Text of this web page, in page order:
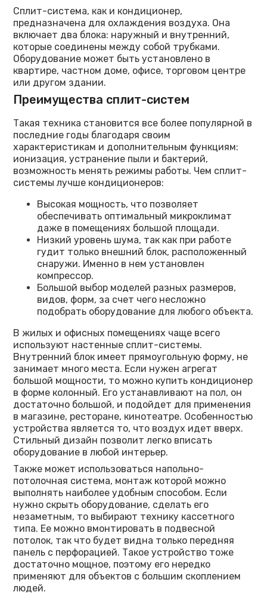
Сплит-система, как и кондиционер,
предназначена для охлаждения воздуха. Она
включает два блока: наружный и внутренний,
которые соединены между собой трубками.
Оборудование может быть установлено в
квартире, частном доме, офисе, торговом центре
или другом здании.
Преимущества сплит-систем
Такая техника становится все более популярной в
последние годы благодаря своим
характеристикам и дополнительным функциям:
ионизация, устранение пыли и бактерий,
возможность менять режимы работы. Чем сплит-
системы лучше кондиционеров:
Высокая мощность, что позволяет
обеспечивать оптимальный микроклимат
даже в помещениях большой площади.
Низкий уровень шума, так как при работе
гудит только внешний блок, расположенный
снаружи. Именно в нем установлен
компрессор.
Большой выбор моделей разных размеров,
видов, форм, за счет чего несложно
подобрать оборудование для любого объекта.
В жилых и офисных помещениях чаще всего
используют настенные сплит-системы.
Внутренний блок имеет прямоугольную форму, не
занимает много места. Если нужен агрегат
большой мощности, то можно купить кондиционер
в форме колонный. Его устанавливают на пол, он
достаточно большой, и подойдет для применения
в магазине, ресторане, кинотеатре. Особенностью
устройства является то, что воздух идет вверх.
Стильный дизайн позволит легко вписать
оборудование в любой интерьер.
Также может использоваться напольно-
потолочная система, монтаж которой можно
выполнять наиболее удобным способом. Если
нужно скрыть оборудование, сделать его
незаметным, то выбирают технику кассетного
типа. Ее можно вмонтировать в подвесной
потолок, так что будет видна только передняя
панель с перфорацией. Такое устройство тоже
достаточно мощное, поэтому его нередко
применяют для объектов с большим скоплением
людей.